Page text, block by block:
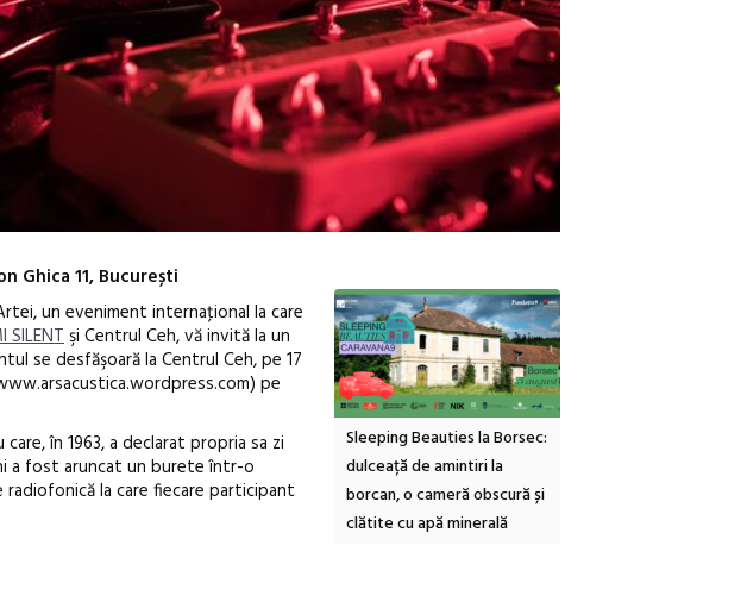
Ghica 11, București
un eveniment internaţional la care
SILENTşi Centrul Ceh, vă invită la un
se desfăşoară la Centrul Ceh, pe 17
pe
în 1963, a declarat propria sa zi
a fost aruncat un burete într-o
radiofonică la care fiecare participant
Festivalul Cinemascop
revine la Eforie Sud cu a IX-a
ediție
Sleeping Beauties la Borsec:
dulceață de amintiri la
borcan, o cameră obscură și
clătite cu apă minerală